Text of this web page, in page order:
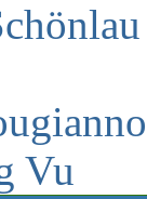
Vu